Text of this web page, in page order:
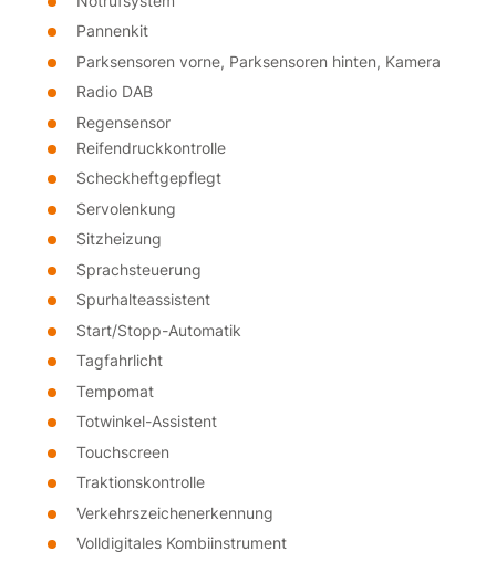
Pannenkit
Parksensoren vorne, Parksensoren hinten, Kamera
Radio DAB
Regensensor
Reifendruckkontrolle
Scheckheftgepflegt
Servolenkung
Sitzheizung
Sprachsteuerung
Spurhalteassistent
Start/Stopp-Automatik
Tagfahrlicht
Tempomat
Totwinkel-Assistent
Touchscreen
Traktionskontrolle
Verkehrszeichenerkennung
Volldigitales Kombiinstrument